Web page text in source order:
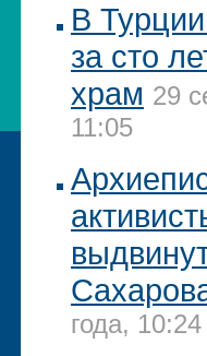
В
за сто
храм 29
11:05
года, 10:24